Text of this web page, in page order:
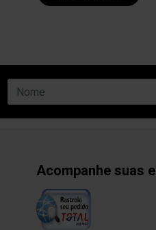
Acompanhe suas